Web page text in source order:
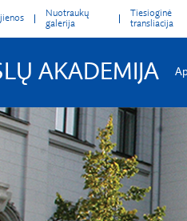
AKADEMIJA
Nuotraukų
galerija
Tiesioginė
transliacija